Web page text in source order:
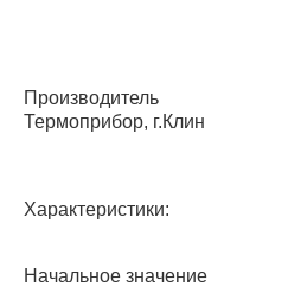
Производитель
Термоприбор, г.Клин
Характеристики:
Начальное значение